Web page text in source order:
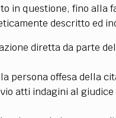
in questione, fino alla
descritto ed
diretta da parte
persona offesa della
atti indagini al giudice